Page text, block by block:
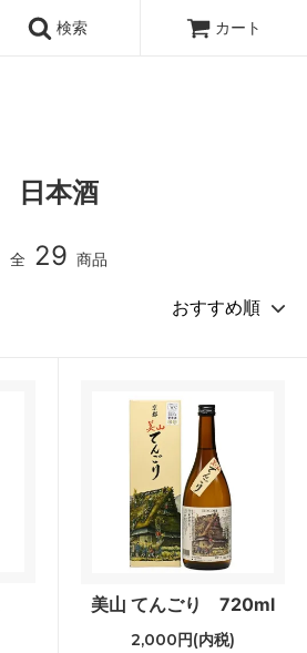
検索 カート
日本酒
全 29 商品
美山 てんごり 720ml
2,000円(内税)